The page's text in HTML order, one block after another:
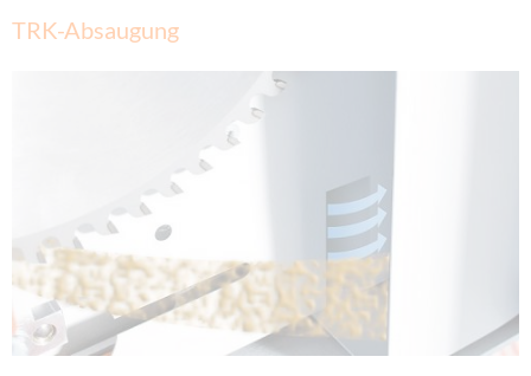
TRK-Absaugung